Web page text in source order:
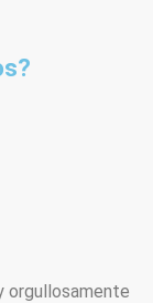
orgullosamente